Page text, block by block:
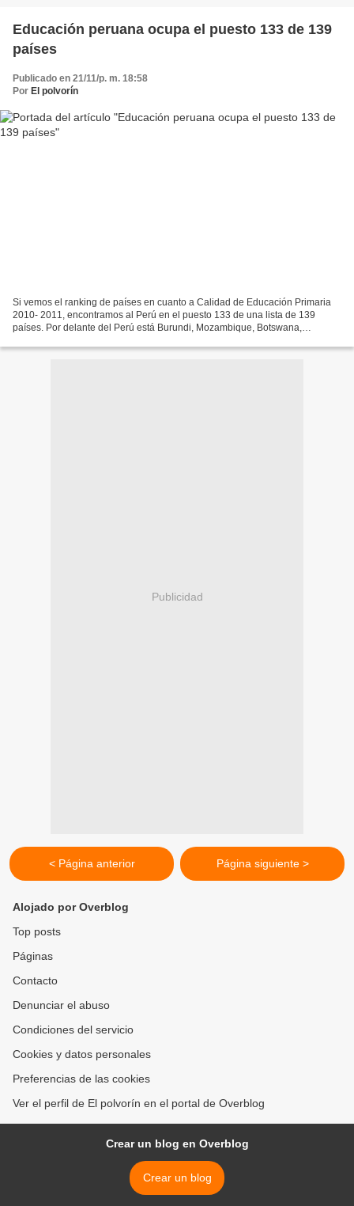
Educación peruana ocupa el puesto 133 de 139
países
Publicado en 21/11/p. m. 18:58
Por El polvorín
Si vemos el ranking de países en cuanto a Calidad de Educación Primaria
2010- 2011, encontramos al Perú en el puesto 133 de una lista de 139
países. Por delante del Perú está Burundi, Mozambique, Botswana,
Publicidad
< Página anterior Página siguiente >
Alojado por Overblog
Top posts
Páginas
Contacto
Denunciar el abuso
Condiciones del servicio
Cookies y datos personales
Preferencias de las cookies
Ver el perfil de El polvorín en el portal de Overblog
Crear un blog en Overblog
Crear un blog